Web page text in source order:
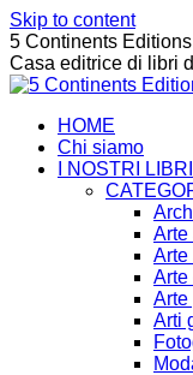
Skip to content
5 Continents Editions
Casa editrice di libri
HOME
Chi siamo
I NOSTRI LIBRI
Arte
Arte
Arte
Arte
Arti